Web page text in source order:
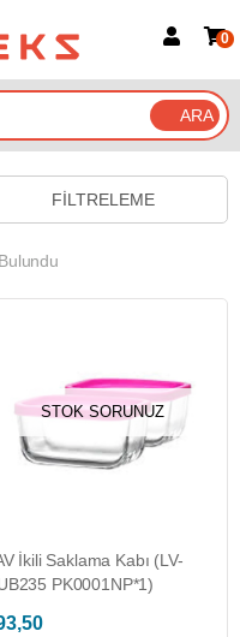
Google İle Bağlan
0
FILTRELEME
STOK SORUNUZ
İkili Saklama Kabı (LV-
PK0001NP*1)